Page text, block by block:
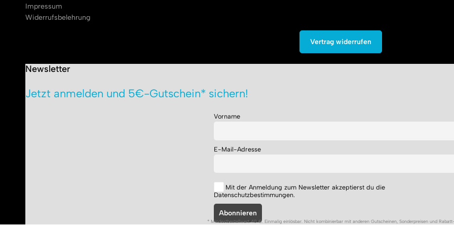
Impressum
Widerrufsbelehrung
Vertrag widerrufen
Newsletter
Jetzt anmelden und 5€-Gutschein* sichern!
Vorname
E-Mail-Adresse
Mit der Anmeldung zum Newsletter akzeptierst du die
Datenschutzbestimmungen.
* Mindestbestellwert 40 €. Einmalig einlösbar. Nicht kombinierbar mit anderen Gutscheinen, Sonderpreisen und